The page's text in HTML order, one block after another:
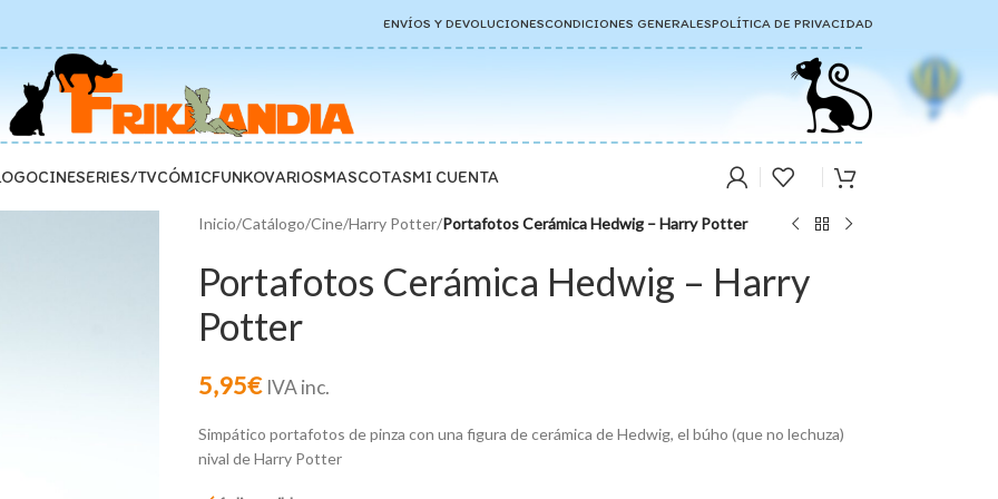
ENVÍOS Y DEVOLUCIONESCONDICIONES GENERALESPOLÍTICA DE PRIVACIDAD
CINESERIES/TVCÓMICFUNKOVARIOSMASCOTASMI CUENTA
Inicio/Catálogo/Cine/Harry Potter/Portafotos Cerámica Hedwig – Harry Potter
Portafotos Cerámica Hedwig – Harry
Potter
5,95€ IVA inc.
Simpático portafotos de pinza con una figura de cerámica de Hedwig, el búho (que no lechuza)
nival de Harry Potter